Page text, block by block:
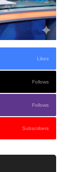
Likes
Follows
Follows
Subscribers